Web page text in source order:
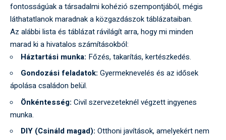
fontosságúak a társadalmi kohézió szempontjából, mégis
láthatatlanok maradnak a közgazdászok táblázataiban.
Az alábbi lista és táblázat rávilágít arra, hogy mi minden
marad ki a hivatalos számításokból:
Háztartási munka: Főzés, takarítás, kertészkedés.
Gondozási feladatok: Gyermeknevelés és az idősek
ápolása családon belül.
Önkéntesség: Civil szervezeteknél végzett ingyenes
munka.
DIY (Csináld magad): Otthoni javítások, amelyekért nem